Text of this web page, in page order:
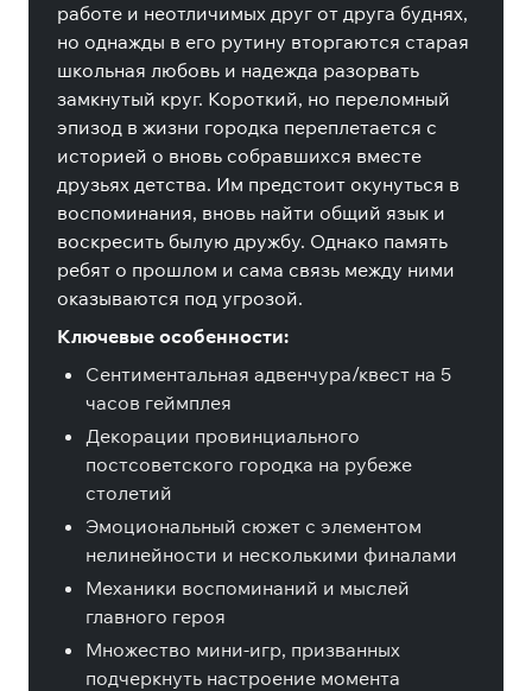
работе и неотличимых друг от друга буднях,
но однажды в его рутину вторгаются старая
школьная любовь и надежда разорвать
замкнутый круг. Короткий, но переломный
эпизод в жизни городка переплетается с
историей о вновь собравшихся вместе
друзьях детства. Им предстоит окунуться в
воспоминания, вновь найти общий язык и
воскресить былую дружбу. Однако память
ребят о прошлом и сама связь между ними
оказываются под угрозой.
Ключевые особенности:
Сентиментальная адвенчура/квест на 5
часов геймплея
Декорации провинциального
постсоветского городка на рубеже
столетий
Эмоциональный сюжет с элементом
нелинейности и несколькими финалами
Механики воспоминаний и мыслей
главного героя
Множество мини-игр, призванных
подчеркнуть настроение момента